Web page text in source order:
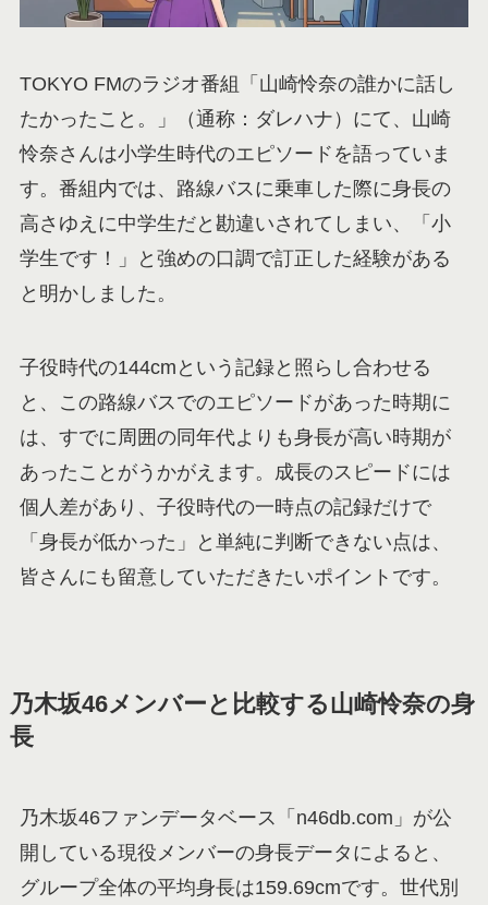
TOKYO FMのラジオ番組「山崎怜奈の誰かに話し
たかったこと。」（通称：ダレハナ）にて、山崎
怜奈さんは小学生時代のエピソードを語っていま
す。番組内では、路線バスに乗車した際に身長の
高さゆえに中学生だと勘違いされてしまい、「小
学生です！」と強めの口調で訂正した経験がある
と明かしました。
子役時代の144cmという記録と照らし合わせる
と、この路線バスでのエピソードがあった時期に
は、すでに周囲の同年代よりも身長が高い時期が
あったことがうかがえます。成長のスピードには
個人差があり、子役時代の一時点の記録だけで
「身長が低かった」と単純に判断できない点は、
皆さんにも留意していただきたいポイントです。
乃木坂46メンバーと比較する山崎怜奈の身
長
乃木坂46ファンデータベース「n46db.com」が公
開している現役メンバーの身長データによると、
グループ全体の平均身長は159.69cmです。世代別